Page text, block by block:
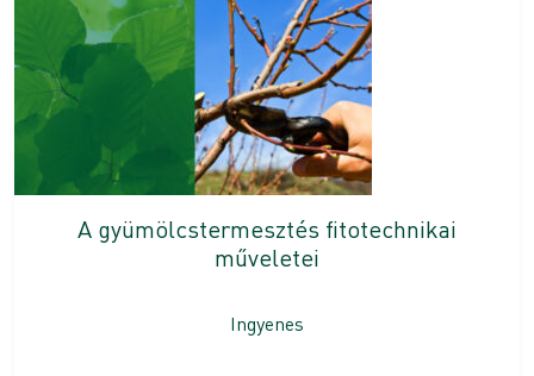
A gyümölcstermesztés fitotechnikai
műveletei
Ingyenes